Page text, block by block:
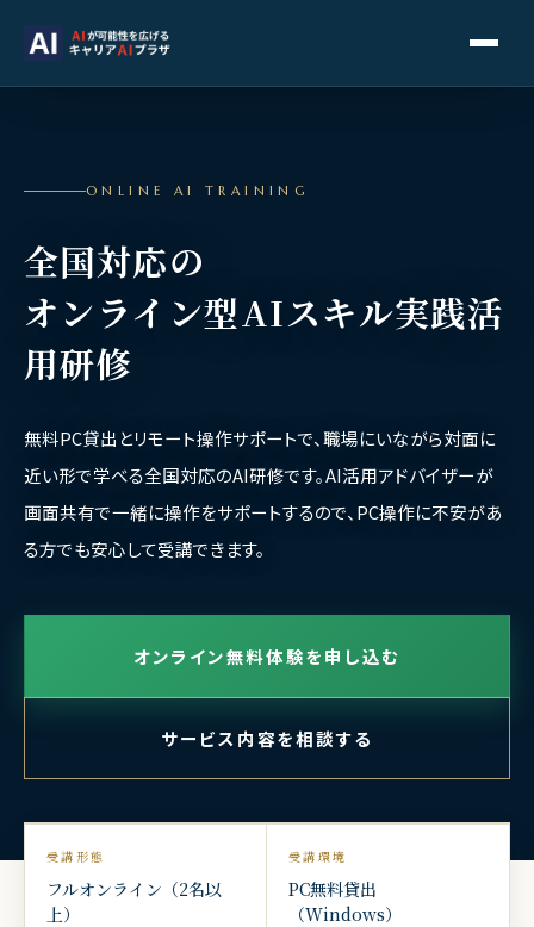
ONLINE AI TRAINING
全国対応の
オンライン型AIスキル実践活
用研修
無料PC貸出とリモート操作サポートで、職場にいながら対面に
近い形で学べる全国対応のAI研修です。AI活用アドバイザーが
画面共有で一緒に操作をサポートするので、PC操作に不安があ
る方でも安心して受講できます。
オンライン無料体験を申し込む
サービス内容を相談する
受講形態
フルオンライン（2名以
上）
受講環境
PC無料貸出
（Windows）